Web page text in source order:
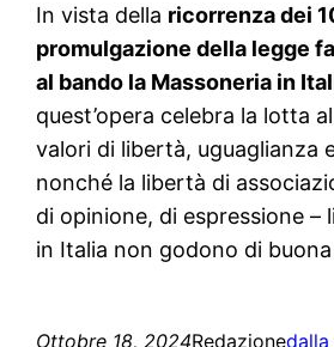
In vista della ricorrenza dei
promulgazione della legge
al bando la Massoneria in
quest’opera celebra la lotta
valori di libertà, uguaglianza
nonché la libertà di
di opinione, di espressione –
in Italia non godono di
Ottobre 18, 2024Redazione